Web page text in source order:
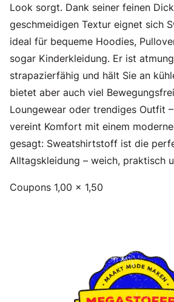
Look sorgt. Dank seiner feinen
geschmeidigen Textur eignet sich
ideal für bequeme Hoodies,
sogar Kinderkleidung. Er ist
strapazierfähig und hält Sie an
bietet aber auch viel
Loungewear oder trendiges Outfit
vereint Komfort mit einem
gesagt: Sweatshirtstoff ist die
Alltagskleidung – weich, praktisch
Coupons 1,00 x 1,50